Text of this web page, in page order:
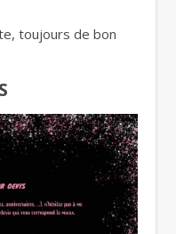
toujours de bon